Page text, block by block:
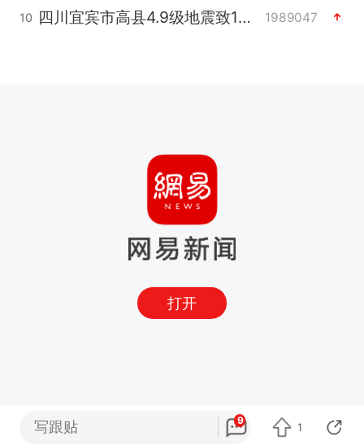
10 四川宜宾市高县4.9级地震致1人死亡 1989047
打开
写跟贴 9
1